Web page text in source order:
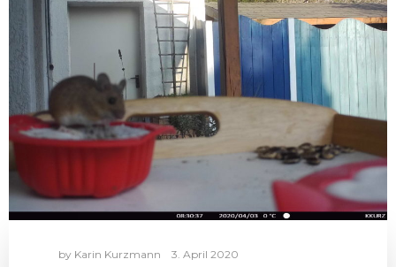
by Karin Kurzmann 3. April 2020